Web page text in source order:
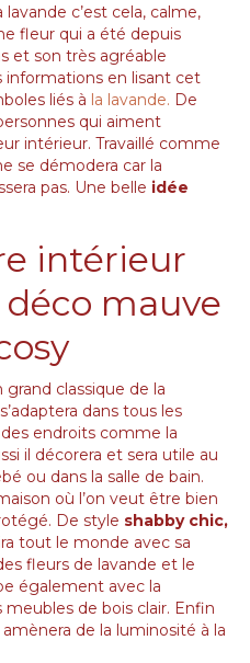
lavande c’est cela, calme,
fleur qui a été depuis
et son très agréable
informations en lisant cet
liés à la lavande. De
qui aiment
intérieur. Travaillé comme
se démodera car la
pas. Une belle idée
intérieur
déco mauve
grand classique de la
dans tous les
endroits comme la
il décorera et sera utile au
ou dans la salle de bain.
où l’on veut être bien
De style shabby chic,
tout le monde avec sa
fleurs de lavande et le
également avec la
de bois clair. Enfin
de la luminosité à la